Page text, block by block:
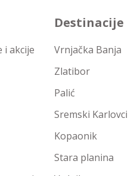
i akcije
Destinacije
Vrnjačka Banja
Zlatibor
Palić
Sremski Karlovci
Kopaonik
Stara planina